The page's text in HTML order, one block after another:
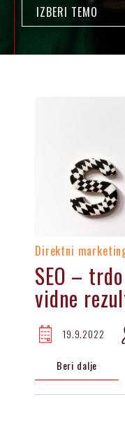
IZBERI TEMO
Direktni
SEO –
vidne
19.9.2022
Beri dalje